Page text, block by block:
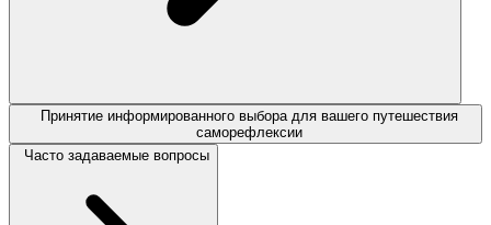
Принятие информированного выбора для вашего путешествия
саморефлексии
Часто задаваемые вопросы